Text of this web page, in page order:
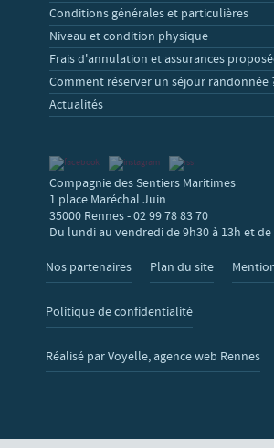
Conditions générales et particulières
Niveau et condition physique
Frais d'annulation et assurances
Comment réserver un séjour randonnée
Actualités
Compagnie des Sentiers Maritimes
1 place Maréchal Juin
35000 Rennes - 02 99 78 83 70
Du lundi au vendredi de 9h30 à 13h et de
Nos partenaires Plan du site
Politique de confidentialité
Réalisé par Voyelle, agence web Rennes